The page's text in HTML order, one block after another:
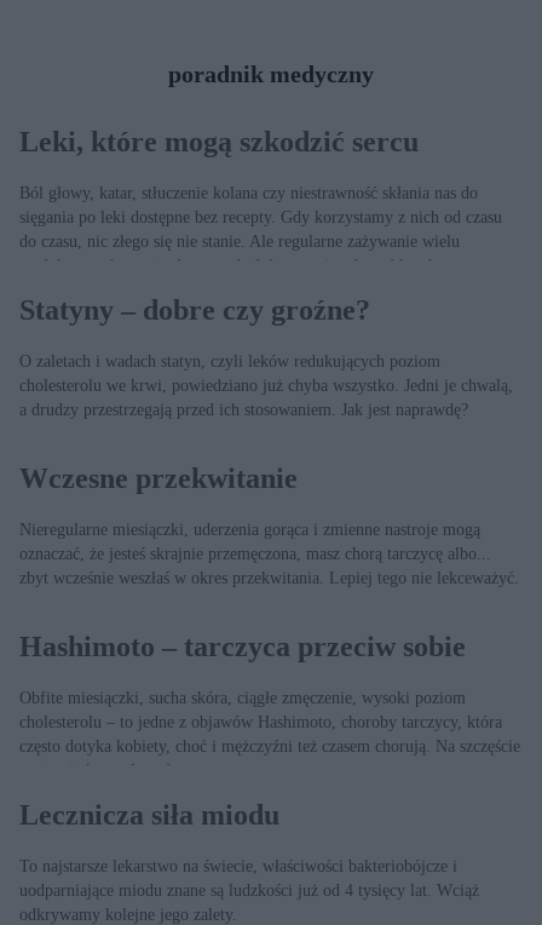
poradnik medyczny
Leki, które mogą szkodzić sercu
Ból głowy, katar, stłuczenie kolana czy niestrawność skłania nas do
sięgania po leki dostępne bez recepty. Gdy korzystamy z nich od czasu
do czasu, nic złego się nie stanie. Ale regularne zażywanie wielu
medykamentów może doprowadzić do poważnych problemów
naczyniowego.
Statyny – dobre czy groźne?
O zaletach i wadach statyn, czyli leków redukujących poziom
cholesterolu we krwi, powiedziano już chyba wszystko. Jedni je chwalą,
a drudzy przestrzegają przed ich stosowaniem. Jak jest naprawdę?
Wczesne przekwitanie
Nieregularne miesiączki, uderzenia gorąca i zmienne nastroje mogą
oznaczać, że jesteś skrajnie przemęczona, masz chorą tarczycę albo...
zbyt wcześnie weszłaś w okres przekwitania. Lepiej tego nie lekceważyć.
Hashimoto – tarczyca przeciw sobie
Obfite miesiączki, sucha skóra, ciągłe zmęczenie, wysoki poziom
cholesterolu – to jedne z objawów Hashimoto, choroby tarczycy, która
często dotyka kobiety, choć i mężczyźni też czasem chorują. Na szczęście
można ją kontrolować.
Lecznicza siła miodu
To najstarsze lekarstwo na świecie, właściwości bakteriobójcze i
uodparniające miodu znane są ludzkości już od 4 tysięcy lat. Wciąż
odkrywamy kolejne jego zalety.